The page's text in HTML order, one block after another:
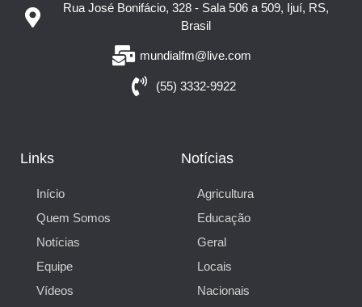
Rua José Bonifácio, 328 - Sala 506 a 509, Ijuí, RS,
Brasil
mundialfm@live.com
(55) 3332-9922
Links
Início
Quem Somos
Notícias
Equipe
Vídeos
Notícias
Agricultura
Educação
Geral
Locais
Nacionais